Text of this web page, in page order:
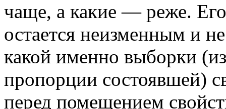
чаще, а какие — реже.
остается неизменным и
какой именно выборки
пропорции состоявшей)
перед помещением